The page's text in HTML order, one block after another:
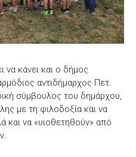
να κάνει και ο δήμος
αντιδήμαρχος Πετ.
σύμβουλος του δημάρχου,
με τη φιλοδοξία και να
και να «υιοθετηθούν» από